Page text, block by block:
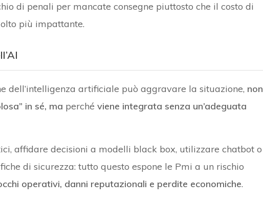
di penali per mancate consegne piuttosto che il costo di
più impattante.
dell’intelligenza artificiale può aggravare la situazione, non
in sé, ma perché viene integrata senza un’adeguata
affidare decisioni a modelli black box, utilizzare chatbot o
di sicurezza: tutto questo espone le Pmi a un rischio
operativi, danni reputazionali e perdite economiche.